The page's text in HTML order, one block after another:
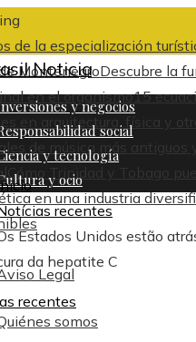
de la especialización
MontenegroDescubre la
en el organismo15
en arquitectura, física y
de música más antiguos
Cómo Trinidad y Tobago
en una industria
Legal
somos
y negocios
social
y tecnología
y ocio
recentes
Estados Unidos estão
da hepatite C
recentes